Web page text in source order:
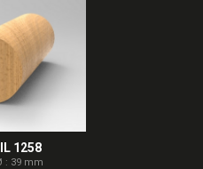
1258
: 39 mm